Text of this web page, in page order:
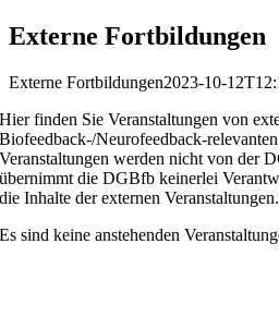
Externe Fortbildungen
Externe Fortbildungen2023-10-
Hier finden Sie Veranstaltungen von
Biofeedback-/Neurofeedback-
Veranstaltungen werden nicht von der
übernimmt die DGBfb keinerlei
die Inhalte der externen Veranstaltungen.
Es sind keine anstehenden